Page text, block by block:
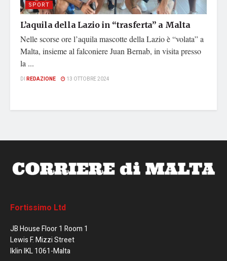
SPORT
L’aquila della Lazio in “trasferta” a Malta
Nelle scorse ore l’aquila mascotte della Lazio è “volata” a
Malta, insieme al falconiere Juan Bernab, in visita presso
la ...
DI REDAZIONE 13 OTTOBRE 2024
Fortissimo Ltd
JB House Floor 1 Room 1
Lewis F. Mizzi Street
Iklin IKL 1061-Malta